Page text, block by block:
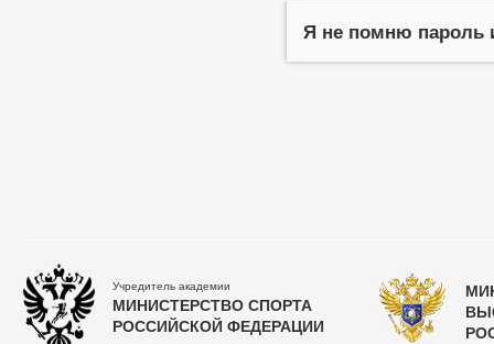
Я не помню пароль
Учредитель академии
МИНИСТЕРСТВО СПОРТА
РОССИЙСКОЙ ФЕДЕРАЦИИ